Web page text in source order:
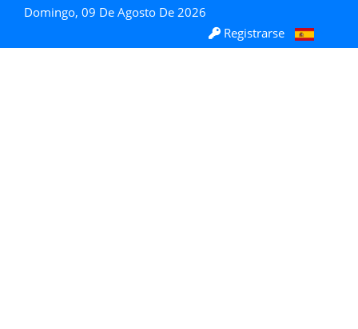
Domingo, 09 De Agosto De 2026
Registrarse